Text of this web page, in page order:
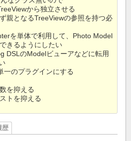
から独立させる
親となるTreeViewの参照を持つ必
を単体で利用して、Photo Model
きるようにしたい
DSLのModelビューアなどに転用
一のプラグインにする
を抑える
トを抑える
歴